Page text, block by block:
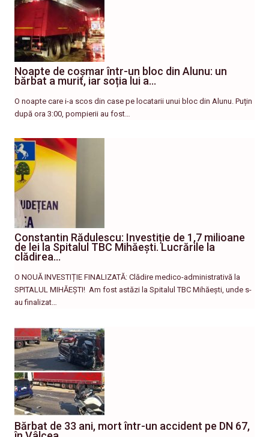
Noapte de coșmar într-un bloc din Alunu: un
bărbat a murit, iar soția lui a…
O noapte care i-a scos din case pe locatarii unui bloc din Alunu. Puțin
după ora 3:00, pompierii au fost…
Constantin Rădulescu: Investiție de 1,7 milioane
de lei la Spitalul TBC Mihăești. Lucrările la
clădirea…
O NOUĂ INVESTIȚIE FINALIZATĂ: Clădire medico-administrativă la
SPITALUL MIHĂEȘTI! ​ Am fost astăzi la Spitalul TBC Mihăești, unde s-
au finalizat…
Bărbat de 33 ani, mort într-un accident pe DN 67,